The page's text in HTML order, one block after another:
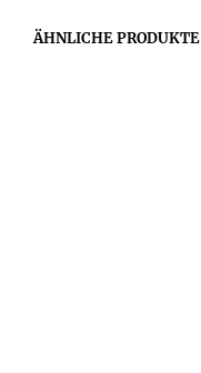
ÄHNLICHE PRODUKTE